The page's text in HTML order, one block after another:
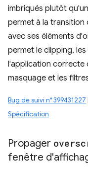
imbriqués plutôt
permet à la transition
avec ses éléments
permet le clipping,
l'application correcte
masquage et les
Bug de suivi n° 399431227 |
Spécification
Propager
fenêtre